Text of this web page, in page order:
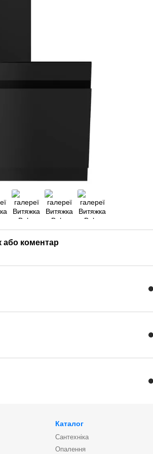
або коментар
Каталог
Сантехніка
Опалення